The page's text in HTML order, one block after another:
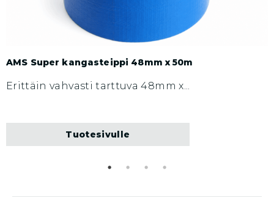
AMS Super kangasteippi 48mm x 50m
Erittäin vahvasti tarttuva 48mm x...
Tuotesivulle